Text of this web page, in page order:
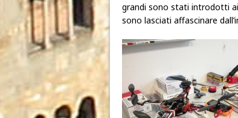
grandi sono stati introdotti ai
sono lasciati affascinare